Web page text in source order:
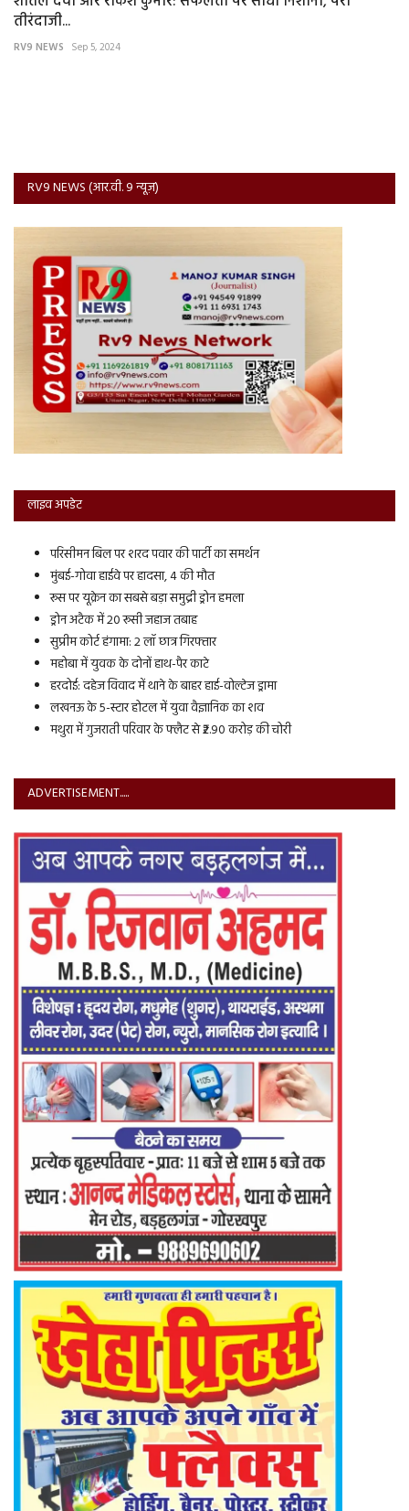
तीरंदाजी...
RV9 NEWS Sep 5, 2024
RV9 NEWS (आर.वी. 9 न्यूज़)
लाइव अपडेट
परिसीमन बिल पर शरद पवार की पार्टी का समर्थन
मुंबई-गोवा हाईवे पर हादसा, 4 की मौत
रूस पर यूक्रेन का सबसे बड़ा समुद्री ड्रोन हमला
ड्रोन अटैक में 20 रूसी जहाज तबाह
सुप्रीम कोर्ट हंगामा: 2 लॉ छात्र गिरफ्तार
महोबा में युवक के दोनों हाथ-पैर काटे
हरदोई: दहेज विवाद में थाने के बाहर हाई-वोल्टेज ड्रामा
लखनऊ के 5-स्टार होटल में युवा वैज्ञानिक का शव
मथुरा में गुजराती परिवार के फ्लैट से ₹2.90 करोड़ की चोरी
ADVERTISEMENT.....